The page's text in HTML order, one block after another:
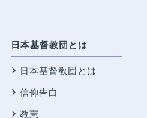
日本基督教団とは
日本基督教団とは
信仰告白
教憲